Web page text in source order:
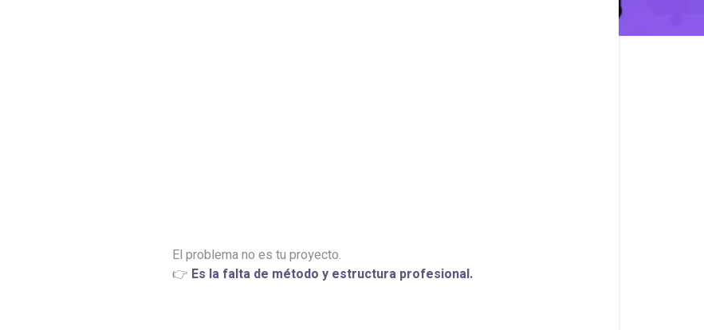
El problema no es tu proyecto.
👉 Es la falta de método y estructura profesional.